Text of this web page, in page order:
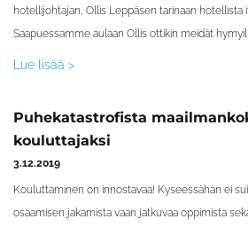
hotellijohtajan, Ollis Leppäsen tarinaan hotellista
Saapuessamme aulaan Ollis ottikin meidät
Lue lisää >
Puhekatastrofista
kouluttajaksi
3.12.2019
Kouluttaminen on innostavaa! Kyseessähän ei
osaamisen jakamista vaan jatkuvaa oppimista